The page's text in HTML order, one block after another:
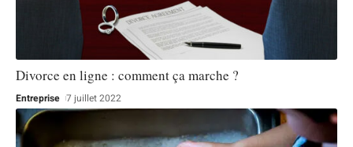
Divorce en ligne : comment ça marche ?
Entreprise 7 juillet 2022